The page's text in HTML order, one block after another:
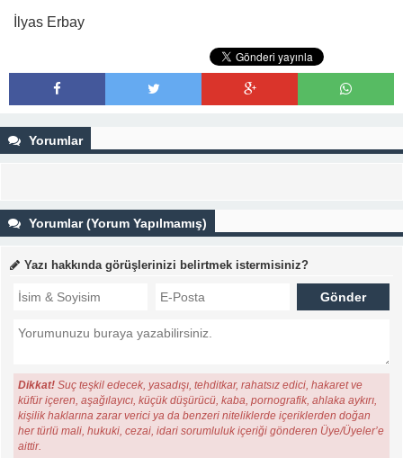
İlyas Erbay
Yorumlar
Yorumlar (Yorum Yapılmamış)
Yazı hakkında görüşlerinizi belirtmek istermisiniz?
Dikkat! Suç teşkil edecek, yasadışı, tehditkar, rahatsız edici, hakaret ve
küfür içeren, aşağılayıcı, küçük düşürücü, kaba, pornografik, ahlaka aykırı,
kişilik haklarına zarar verici ya da benzeri niteliklerde içeriklerden doğan
her türlü mali, hukuki, cezai, idari sorumluluk içeriği gönderen Üye/Üyeler’e
aittir.